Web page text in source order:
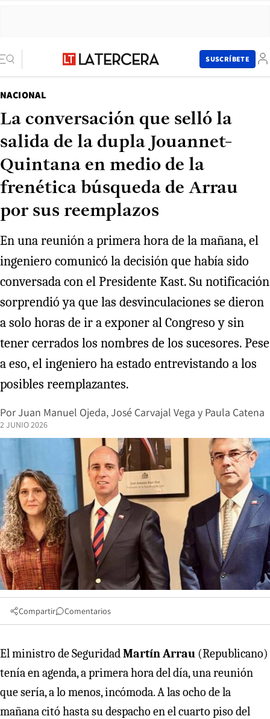
SUSCRÍBETE
NACIONAL
La conversación que selló la
salida de la dupla Jouannet-
Quintana en medio de la
frenética búsqueda de Arrau
por sus reemplazos
En una reunión a primera hora de la mañana, el
ingeniero comunicó la decisión que había sido
conversada con el Presidente Kast. Su notificación
sorprendió ya que las desvinculaciones se dieron
a solo horas de ir a exponer al Congreso y sin
tener cerrados los nombres de los sucesores. Pese
a eso, el ingeniero ha estado entrevistando a los
posibles reemplazantes.
PorJuan Manuel Ojeda,José Carvajal Vega y Paula Catena
2 JUNIO 2026
Compartir Comentarios
El ministro de SeguridadMartín Arrau (Republicano)
tenía en agenda, a primera hora del día, una reunión
que sería, a lo menos, incómoda. A las ocho de la
mañana citó hasta su despacho en el cuarto piso del